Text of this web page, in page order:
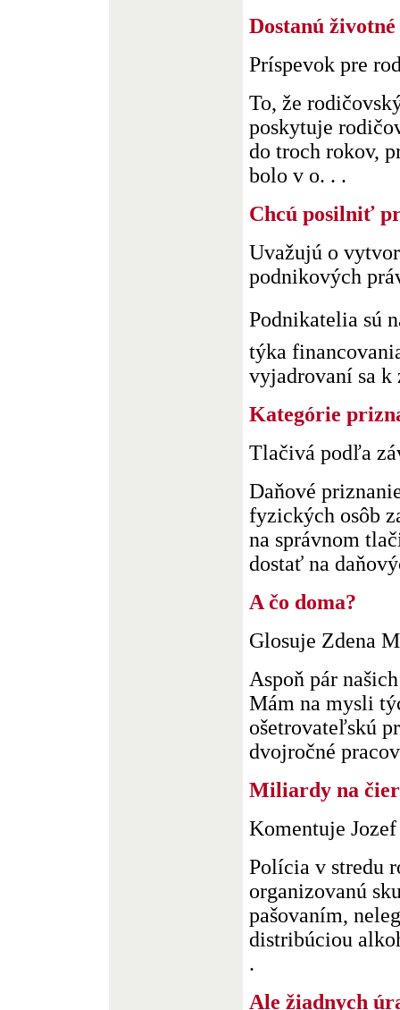
Dostanú
Príspevok pre
To, že
poskytuje
do troch rokov,
bolo v o. . .
Chcú posilniť
Uvažujú o
podnikových
Podnikatelia sú
týka
vyjadrovaní sa k
Kategórie
Tlačivá podľa
Daňové
fyzických osôb
na správnom
dostať na
A čo doma?
Glosuje Zdena
Aspoň pár
Mám na mysli
ošetrovateľskú
dvojročné
Miliardy na
Komentuje
Polícia v stredu
organizovanú
pašovaním,
distribúciou
.
Ale žiadnych